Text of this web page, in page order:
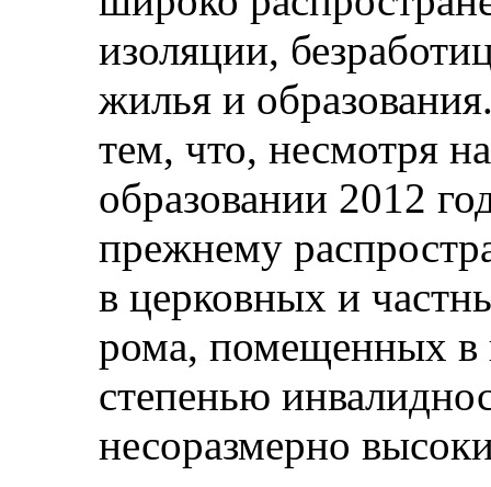
изоляции,
жилья и
тем, что, несмотря
образовании 2012
прежнему
в церковных и
рома, помещенных в
степенью
несоразмерно